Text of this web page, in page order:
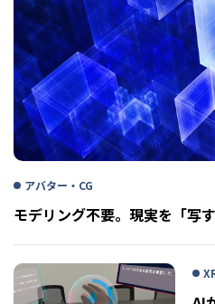
アバター・CG
モデリング不要。現実を「写